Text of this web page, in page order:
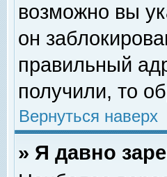
возможно вы
он
правильный
получили, то
Вернуться наверх
» Я давно